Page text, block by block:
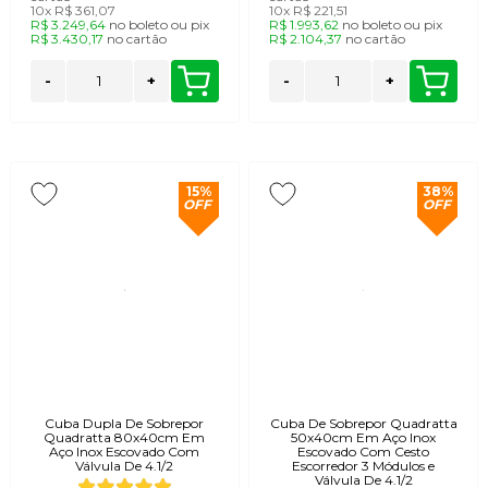
protegendo as quinas do material da bancada.
Já a cuba de embutir é colada por baixo da pedra,
deixando a superfície da bancada contínua.
marmoraria, ambos entregam excelente vedação
hidráulica quando instalados com silicone neutro de
e a instalação da sua cuba em aço inox.
Qual a diferença na instalação da cuba
10x R$ 361,07
R$ 3.249,64 no boletoou pix
R$ 3.430,17 no cartão
- +
10x R$ 221,51
R$ 1.993,62 no boleto ou pix
R$ 2.104,37 nocartão
- +
15%
OFF
Cuba Dupla De Sobrepor
Quadratta 80x40cm Em
Aço Inox Escovado Com
Válvula De 4.1/2
38%
OFF
Cuba De Sobrepor Quadratta
50x40cm Em Aço Inox
Escovado Com Cesto
Escorredor 3 Módulos e
Válvula De 4.1/2